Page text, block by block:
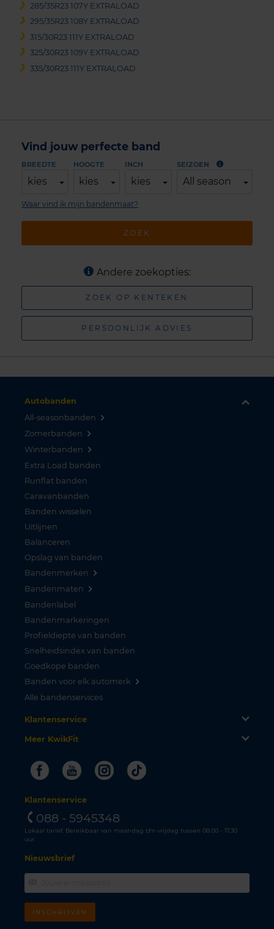
285/35R23 107Y EXTRALOAD
295/35R23 108Y EXTRALOAD
315/30R23 111Y EXTRALOAD
325/30R23 109Y EXTRALOAD
335/30R23 111Y EXTRALOAD
Vind jouw perfecte band
BREEDTE
kies
HOOGTE
kies
INCH
kies
SEIZOEN
All season
ZOEK
Waar vind ik mijn bandenmaat?
Andere zoekopties:
ZOEK OP KENTEKEN
PERSOONLIJK ADVIES
Autobanden
All-seasonbanden
Zomerbanden
Winterbanden
Extra Load banden
Runflat banden
Caravanbanden
Banden wisselen
Uitlijnen
Balanceren
Opslag van banden
Bandenmerken
Bandenmaten
Bandenlabel
Bandenmarkeringen
Profieldiepte van banden
Snelheidsindex van banden
Goedkope banden
Banden voor elk automerk
Alle bandenservices
Klantenservice
Meer KwikFit
FacebookYoutubeInstagram
Tiktok
Klantenservice
088 - 5945348
Lokaal tarief. Bereikbaar van maandag t/m vrijdag tussen 08.00 - 17.30
uur.
Nieuwsbrief
INSCHRIJVEN